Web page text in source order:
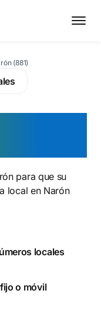
(881)
para que su
local en Narón
locales
o móvil